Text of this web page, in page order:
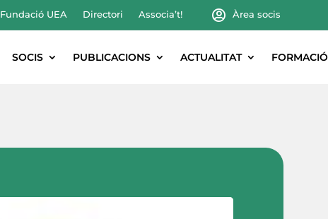
Fundació UEA Directori Associa’t! Àrea socis
SOCIS PUBLICACIONS ACTUALITAT FORMACIÓ